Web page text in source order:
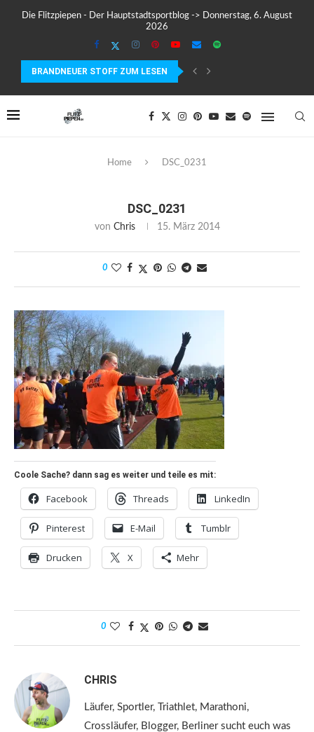
Die Flitzpiepen - Der Hauptstadtsportblog -> Donnerstag, 6. August
2026
BRANDNEUER STOFF ZUM LESEN
MEIN ERSTER MARATHON: 42,195 KILOMETER PURE VERRÜCKTHEIT,
Home DSC_0231
DSC_0231
von Chris 15. März 2014
0
Coole Sache? dann sag es weiter und teile es mit:
Facebook Threads LinkedIn
Pinterest E-Mail Tumblr
Drucken X Mehr
0
CHRIS
Läufer, Sportler, Triathlet, Marathoni,
Crossläufer, Blogger, Berliner sucht euch was